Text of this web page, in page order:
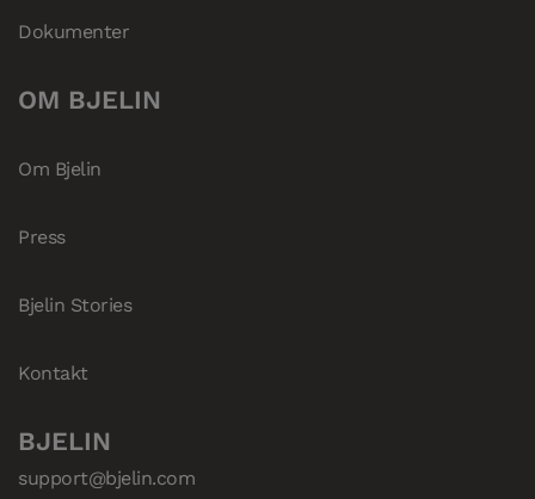
Dokumenter
OM BJELIN
Om Bjelin
Press
Bjelin Stories
Kontakt
BJELIN
support@bjelin.com